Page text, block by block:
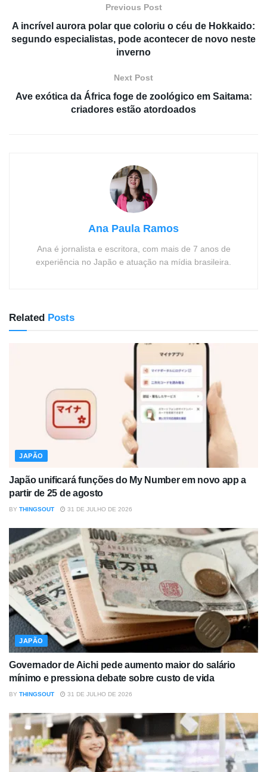
Previous Post
A incrível aurora polar que coloriu o céu de Hokkaido:
segundo especialistas, pode acontecer de novo neste
inverno
Next Post
Ave exótica da África foge de zoológico em Saitama:
criadores estão atordoados
Ana Paula Ramos
Ana é jornalista e escritora, com mais de 7 anos de
experiência no Japão e atuação na mídia brasileira.
Related Posts
JAPÃO
Japão unificará funções do My Number em novo app a
partir de 25 de agosto
BY THINGSOUT 31 DE JULHO DE 2026
JAPÃO
Governador de Aichi pede aumento maior do salário
mínimo e pressiona debate sobre custo de vida
BY THINGSOUT 31 DE JULHO DE 2026